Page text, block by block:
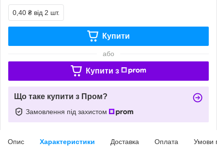
0,40 ₴ від 2 шт.
Купити
або
Купити з
Що таке купити з Пром?
Замовлення під захистом
Опис Характеристики Доставка Оплата Умови